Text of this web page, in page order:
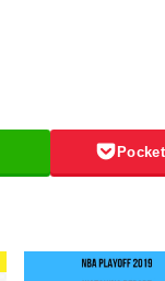
Pocket